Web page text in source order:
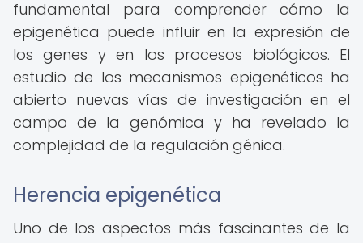
fundamental para comprender cómo la
epigenética puede influir en la expresión de
los genes y en los procesos biológicos. El
estudio de los mecanismos epigenéticos ha
abierto nuevas vías de investigación en el
campo de la genómica y ha revelado la
complejidad de la regulación génica.
Herencia epigenética
Uno de los aspectos más fascinantes de la